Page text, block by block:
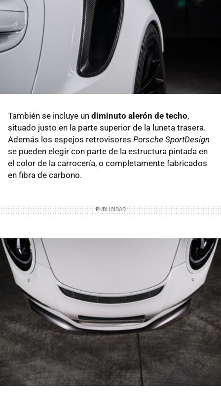
También se incluye un diminuto alerón de techo,
situado justo en la parte superior de la luneta trasera.
Además los espejos retrovisores Porsche SportDesign
se pueden elegir con parte de la estructura pintada en
el color de la carrocería, o completamente fabricados
en fibra de carbono.